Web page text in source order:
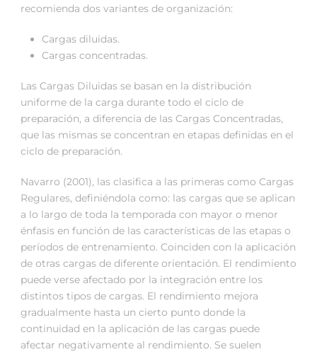
recomienda dos variantes de organización:
Cargas diluidas.
Cargas concentradas.
Las Cargas Diluidas se basan en la distribución
uniforme de la carga durante todo el ciclo de
preparación, a diferencia de las Cargas Concentradas,
que las mismas se concentran en etapas definidas en el
ciclo de preparación.
Navarro (2001), las clasifica a las primeras como Cargas
Regulares, definiéndola como: las cargas que se aplican
a lo largo de toda la temporada con mayor o menor
énfasis en función de las características de las etapas o
períodos de entrenamiento. Coinciden con la aplicación
de otras cargas de diferente orientación. El rendimiento
puede verse afectado por la integración entre los
distintos tipos de cargas. El rendimiento mejora
gradualmente hasta un cierto punto donde la
continuidad en la aplicación de las cargas puede
afectar negativamente al rendimiento. Se suelen